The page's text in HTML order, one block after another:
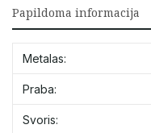
Papildoma informacija
Metalas:
Praba:
Svoris: